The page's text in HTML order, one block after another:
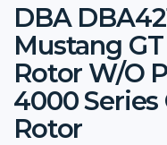
DBA
Mustang
Rotor W/O
4000 Series
Rotor